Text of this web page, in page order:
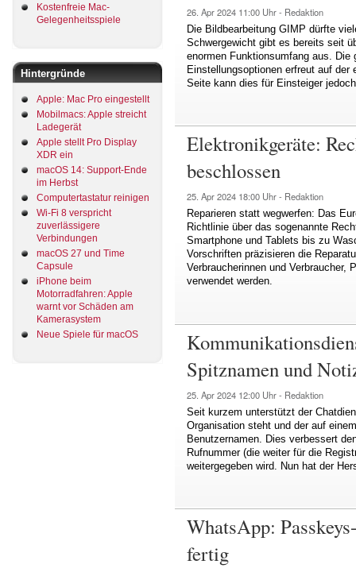
Kostenfreie Mac-
Gelegenheitsspiele
Hintergründe
Apple: Mac Pro eingestellt
Mobilmacs: Apple streicht
Ladegerät
Apple stellt Pro Display
XDR ein
macOS 14: Support-Ende
im Herbst
Computertastatur reinigen
Wi-Fi 8 verspricht
zuverlässigere
Verbindungen
macOS 27 und Time
Capsule
iPhone beim
Motorradfahren: Apple
warnt vor Schäden am
Kamerasystem
Neue Spiele für macOS
26. Apr 2024 11:00 Uhr - Redaktion
Die Bildbearbeitung GIMP dürfte
Schwergewicht gibt es bereits seit
enormen Funktionsumfang aus.
Einstellungsoptionen erfreut auf der
Seite kann dies für Einsteiger
Elektronikgeräte:
beschlossen
25. Apr 2024 18:00 Uhr - Redaktion
Reparieren statt wegwerfen: Das
Richtlinie über das sogenannte
Smartphone und Tablets bis zu
Vorschriften präzisieren die
Verbraucherinnen und Verbraucher,
verwendet werden.
Spitznamen und
25. Apr 2024 12:00 Uhr - Redaktion
Seit kurzem unterstützt der
Organisation steht und der auf
Benutzernamen. Dies verbessert
Rufnummer (die weiter für die
weitergegeben wird. Nun hat der
WhatsApp:
fertig